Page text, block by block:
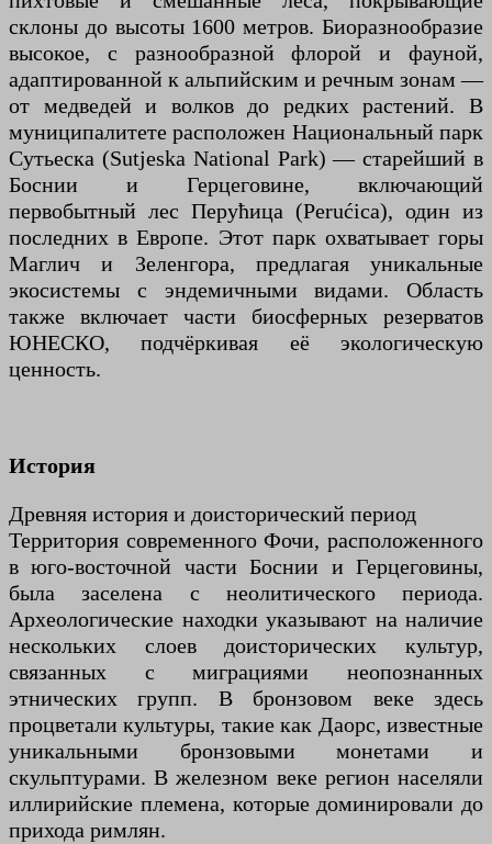
склоны до высоты 1600 метров. Биоразнообразие
высокое, с разнообразной флорой и фауной,
адаптированной к альпийским и речным зонам —
от медведей и волков до редких растений. В
муниципалитете расположен Национальный парк
Сутьеска (Sutjeska National Park) — старейший в
Боснии и Герцеговине, включающий
первобытный лес Перућица (Perućica), один из
последних в Европе. Этот парк охватывает горы
Маглич и Зеленгора, предлагая уникальные
экосистемы с эндемичными видами. Область
также включает части биосферных резерватов
ЮНЕСКО, подчёркивая её экологическую
ценность.
История
Древняя история и доисторический период
Территория современного Фочи, расположенного
в юго-восточной части Боснии и Герцеговины,
была заселена с неолитического периода.
Археологические находки указывают на наличие
нескольких слоев доисторических культур,
связанных с миграциями неопознанных
этнических групп. В бронзовом веке здесь
процветали культуры, такие как Даорс, известные
уникальными бронзовыми монетами и
скульптурами. В железном веке регион населяли
иллирийские племена, которые доминировали до
прихода римлян.